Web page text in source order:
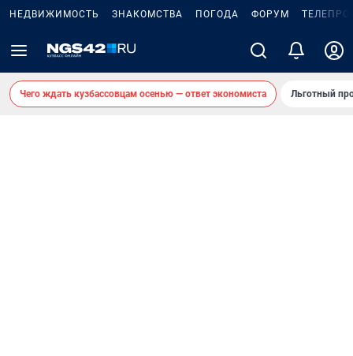
НЕДВИЖИМОСТЬ ЗНАКОМСТВА ПОГОДА ФОРУМ
Чего ждать кузбассовцам осенью — ответ экономиста Льготный